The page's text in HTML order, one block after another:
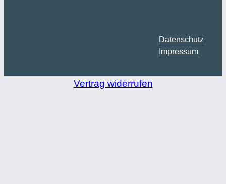
Datenschutz
Impressum
Vertrag widerrufen